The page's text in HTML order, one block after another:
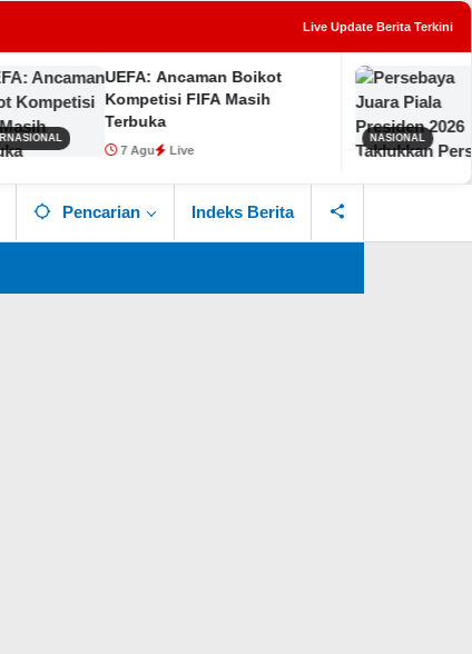
Live Update Berita Terkini
UEFA: Ancaman Boikot
Kompetisi FIFA Masih
Terbuka
7 Agu Live 7
Pencarian Indeks Berita
tutup